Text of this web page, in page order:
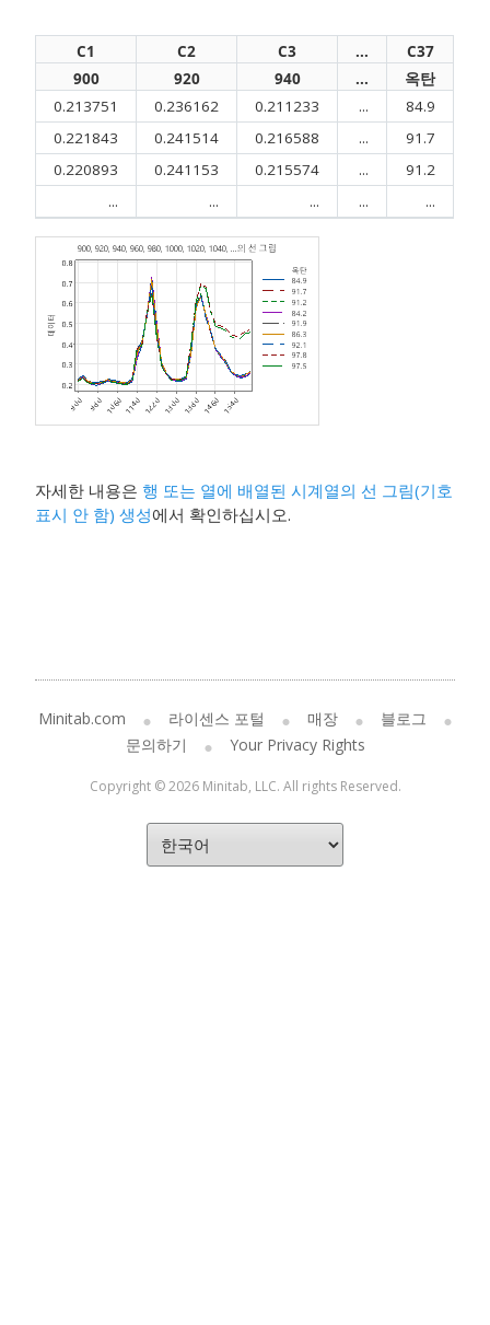
C1 C2 C3 ...
C37
900
920 940 ...
옥탄
0.213751
0.236162 0.211233 ...
84.9
0.221843
0.241514 0.216588 ...
91.7
0.220893
0.241153 0.215574 ...
91.2
...
... ... ... ...
자세한 내용은 행 또는 열에 배열된 시계열의 선 그림(기호
표시 안 함) 생성에서 확인하십시오.
Minitab.com 라이센스 포털 매장
블로그
문의하기
Your Privacy Rights
Copyright © 2026 Minitab, LLC. All rights Reserved.